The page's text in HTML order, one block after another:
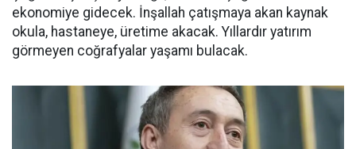
ekonomiye gidecek. İnşallah çatışmaya akan kaynak
okula, hastaneye, üretime akacak. Yıllardır yatırım
görmeyen coğrafyalar yaşamı bulacak.